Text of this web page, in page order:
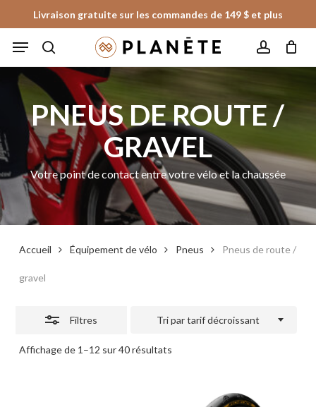
to
main
Livraison gratuite sur les commandes de 149 $ et plus
Menu
Fermer
le
panier
PNEUS DE ROUTE /
GRAVEL
Votre point de contact entre votre vélo et la chaussée
Accueil Équipement de vélo Pneus Pneus de route /
gravel
Filtres
Affichage de 1–12 sur 40 résultatsTrié
Tri par tarif décroissant
Fermer
les
filtres